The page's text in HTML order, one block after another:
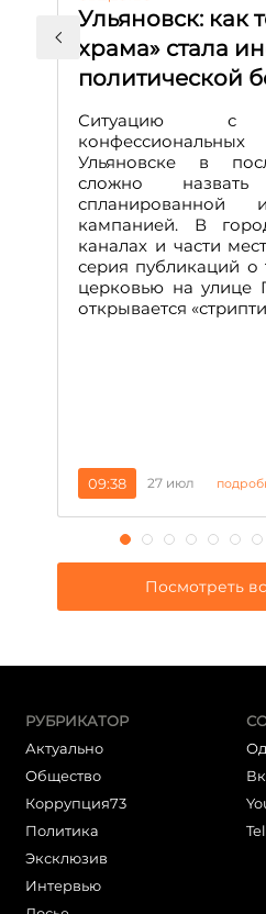
Ульяновск: как
храма» стала
политической
Ситуацию с
Ульяновске в
сложно
спланированной
кампанией. В
каналах и части
серия публикаций
церковью на улице
открывается
09:38 27 июл
Посмотреть
РУБРИКАТОР
Актуально
Общество
Коррупция73
Политика
Эксклюзив
Интервью